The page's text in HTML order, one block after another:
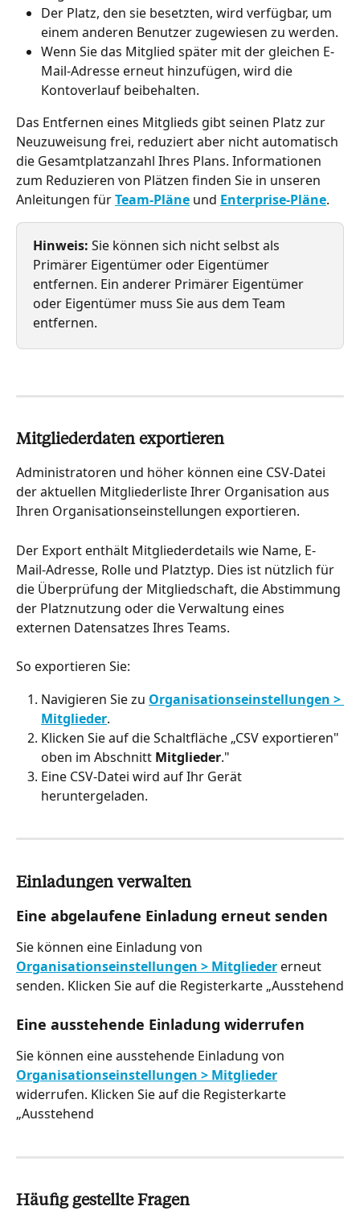
Der Platz, den sie besetzten, wird verfügbar, um
einem anderen Benutzer zugewiesen zu werden.
Wenn Sie das Mitglied später mit der gleichen E-
Mail-Adresse erneut hinzufügen, wird die
Kontoverlauf beibehalten.
Das Entfernen eines Mitglieds gibt seinen Platz zur
Neuzuweisung frei, reduziert aber nicht automatisch
die Gesamtplatzanzahl Ihres Plans. Informationen
zum Reduzieren von Plätzen finden Sie in unseren
Anleitungen für Team-Pläne und Enterprise-Pläne.
Hinweis: Sie können sich nicht selbst als
Primärer Eigentümer oder Eigentümer
entfernen. Ein anderer Primärer Eigentümer
oder Eigentümer muss Sie aus dem Team
entfernen.
Mitgliederdaten exportieren
Administratoren und höher können eine CSV-Datei
der aktuellen Mitgliederliste Ihrer Organisation aus
Ihren Organisationseinstellungen exportieren.
Der Export enthält Mitgliederdetails wie Name, E-
Mail-Adresse, Rolle und Platztyp. Dies ist nützlich für
die Überprüfung der Mitgliedschaft, die Abstimmung
der Platznutzung oder die Verwaltung eines
externen Datensatzes Ihres Teams.
So exportieren Sie:
Navigieren Sie zu Organisationseinstellungen >
Mitglieder.
Klicken Sie auf die Schaltfläche „CSV exportieren"
oben im Abschnitt Mitglieder."
Eine CSV-Datei wird auf Ihr Gerät
heruntergeladen.
Einladungen verwalten
Eine abgelaufene Einladung erneut senden
Sie können eine Einladung von
Organisationseinstellungen > Mitglieder erneut
senden. Klicken Sie auf die Registerkarte „Ausstehend
Eine ausstehende Einladung widerrufen
Sie können eine ausstehende Einladung von
Organisationseinstellungen > Mitglieder
widerrufen. Klicken Sie auf die Registerkarte
„Ausstehend
Häufig gestellte Fragen